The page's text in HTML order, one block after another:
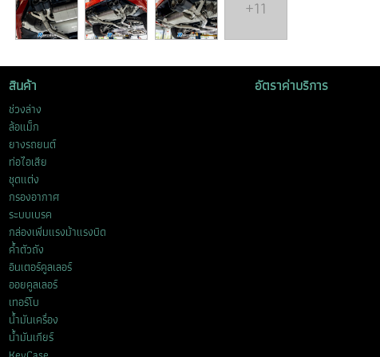
+11
สินค้า
ช่วงล่าง
ล้อแม็ก
ยางรถยนต์
ท่อไอเสีย
ชุดแต่ง
กรองอากาศ
ระบบเบรค
กล่องเพิ่มแรงม้าแรงบิด
ค้ำตัวถัง
อินเตอร์คูลเลอร์
ออยคูลเลอร์
เทอร์โบ
น้ำมันเครื่อง
น้ำมันเกียร์
อัตราค่าบริการ